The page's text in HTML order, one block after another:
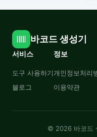
바코드 생성기
서비스
도구 사용하기
블로그
정보
개인정보처리
이용약관
© 2026 바코드